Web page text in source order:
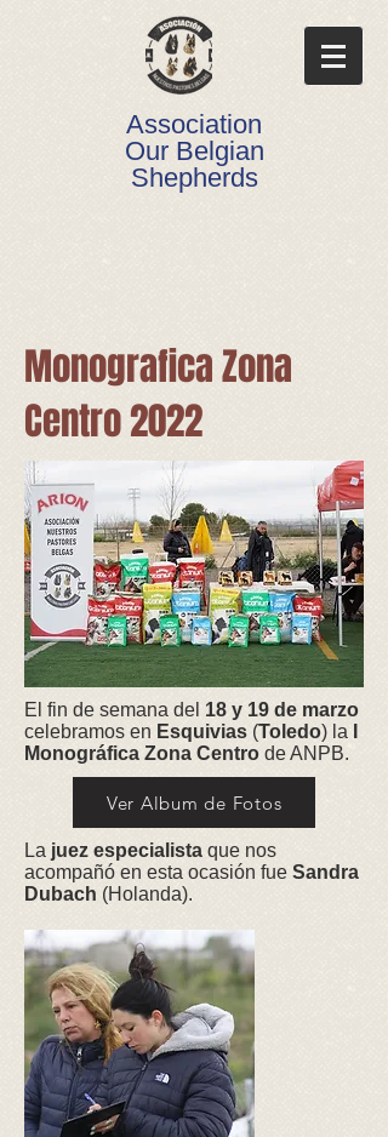
Association
Our Belgian
Shepherds
Monografica Zona
Centro 2022
El fin de semana del 18 y 19 de marzo
celebramos en Esquivias (Toledo) la
Monográfica Zona Centro de ANPB.
Ver Album de Fotos
La juez especialista que nos
acompañó en esta ocasión fue Sandra
Dubach (Holanda).